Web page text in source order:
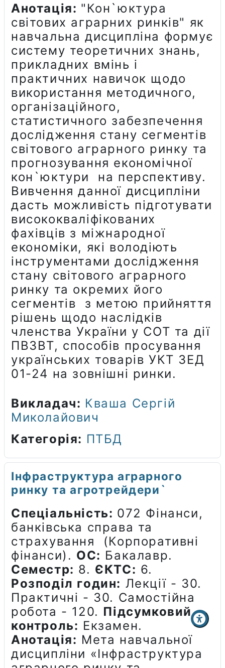
Анотація: "Кон`юктура
світових аграрних ринків" як
навчальна дисципліна формує
систему теоретичних знань,
прикладних вмінь і
практичних навичок щодо
використання методичного,
організаційного,
статистичного забезпечення
дослідження стану сегментів
світового аграрного ринку та
прогнозування економічної
кон`юктури на перспективу.
Вивчення данної дисципліни
дасть можливість підготувати
висококваліфікованих
фахівців з міжнародної
економіки, які володіють
інструментами дослідження
стану світового аграрного
ринку та окремих його
сегментів з метою прийняття
рішень щодо наслідків
членства України у СОТ та дії
ПВЗВТ, способів просування
українських товарів УКТ ЗЕД
01-24 на зовнішні ринки.
Викладач: Кваша Сергій
Миколайович
Категорія: ПТБД
Інфраструктура аграрного
ринку та агротрейдери`
Спеціальність: 072 Фінанси,
банківська справа та
страхування (Корпоративні
фінанси). ОС: Бакалавр.
Семестр: 8. ЄКТС: 6.
Розподіл годин: Лекції - 30.
Практичні - 30. Самостійна
робота - 120. Підсумковий
контроль: Екзамен.
Анотація: Мета навчальної
дисципліни «Інфраструктура